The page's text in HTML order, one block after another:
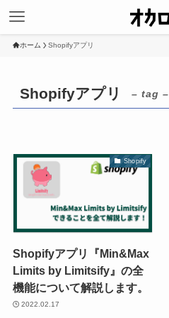
ホーム Shopifyアプリ
Shopifyアプリ – tag –
Shopify
Shopifyアプリ『Min&Max
Limits by Limitsify』の全
機能について解説します。
2022.02.17